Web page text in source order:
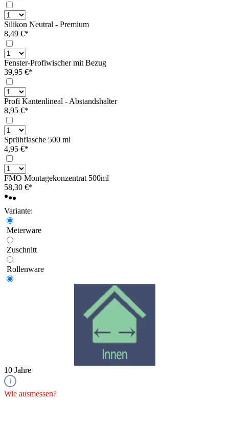
Silikon Neutral - Premium
8,49 €*
Fenster-Profiwischer mit Bezug
39,95 €*
Profi Kantenlineal - Abstandshalter
8,95 €*
Sprühflasche 500 ml
4,95 €*
FMO Montagekonzentrat 500ml
58,30 €*
Variante:
Meterware
Zuschnitt
Rollenware
10 Jahre
Wie ausmessen?